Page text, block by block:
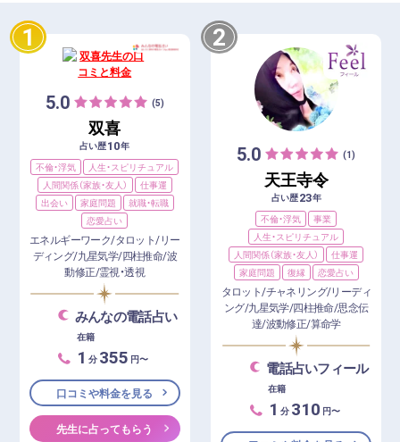
1
5.0 (5)
双喜
占い歴10年
不倫・浮気
人生・スピリチュアル
人間関係（家族・友人）
仕事運
出会い
家庭問題
就職・転職
恋愛占い
エネルギーワーク/タロット/リー
ディング/九星気学/四柱推命/波
動修正/霊視・透視
みんなの電話占い
在籍
1 分 355 円〜
口コミや料金を見る
先生に占ってもらう
2
5.0 (1)
天王寺令
占い歴23年
不倫・浮気
事業
人生・スピリチュアル
人間関係（家族・友人）
仕事運
家庭問題
復縁 恋愛占い
タロット/チャネリング/リーディ
ング/九星気学/四柱推命/思念伝
達/波動修正/算命学
電話占いフィール
在籍
1 分 310 円〜